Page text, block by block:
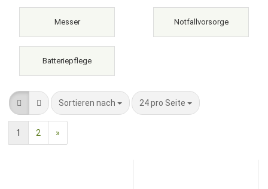
Messer Notfallvorsorge
Batteriepflege
Sortieren nach
Sortieren nach 24 pro Seite
pro Seite
1 2 »